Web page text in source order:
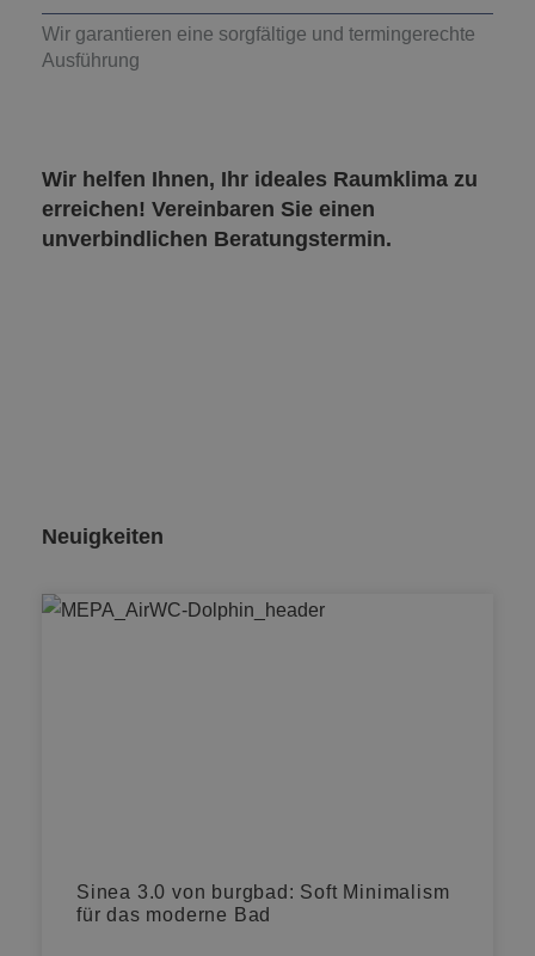
Wir garantieren eine sorgfältige und termingerechte
Ausführung
Wir helfen Ihnen, Ihr ideales Raumklima zu
erreichen! Vereinbaren Sie einen
unverbindlichen Beratungstermin.
Neuigkeiten
Sinea 3.0 von burgbad: Soft Minimalism
für das moderne Bad